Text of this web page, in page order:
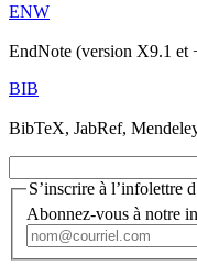
ENW
EndNote (version X9.1 et
BIB
BibTeX, JabRef,
S’inscrire à l’infolettre
Abonnez-vous à notre